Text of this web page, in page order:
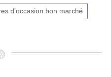
d'occasion bon marché